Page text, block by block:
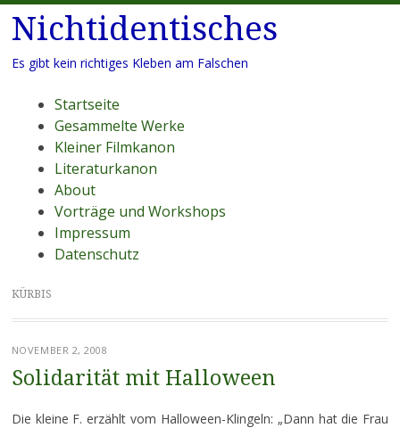
Nichtidentisches
Es gibt kein richtiges Kleben am Falschen
Menü
Zum
Inhalt
springen
Startseite
Gesammelte Werke
Kleiner Filmkanon
Literaturkanon
About
Vorträge und Workshops
Impressum
Datenschutz
KÜRBIS
NOVEMBER 2, 2008
Solidarität mit Halloween
Die kleine F. erzählt vom Halloween-Klingeln: „Dann hat die Frau